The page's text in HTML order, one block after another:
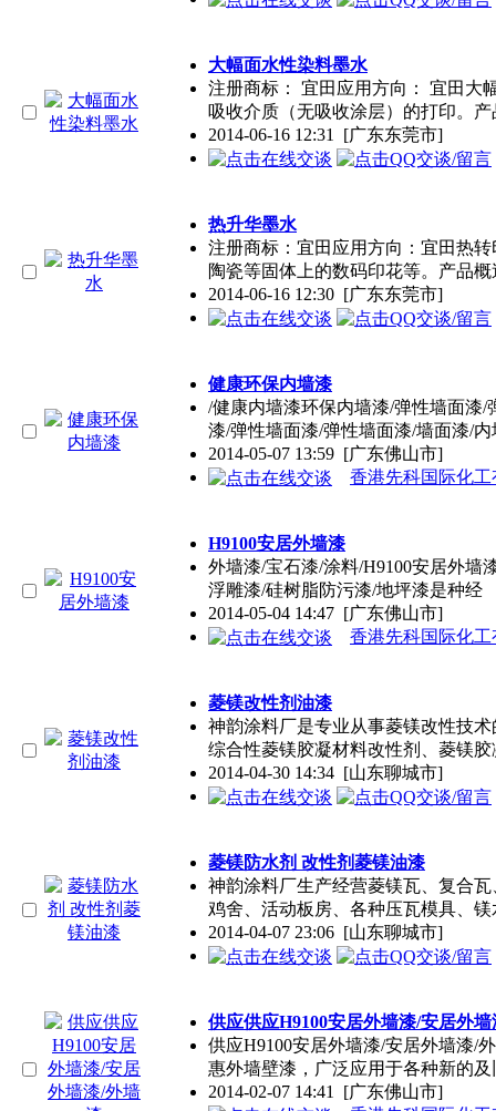
大幅面水性染料墨水
注册商标： 宜田应用方向： 宜田大
吸收介质（无吸收涂层）的打印。产
2014-06-16 12:31
[广东东莞市]
热升华墨水
注册商标：宜田应用方向：宜田热
陶瓷等固体上的数码印花等。产品概
2014-06-16 12:30 [广东东莞市]
健康环保内墙漆
/健康内墙漆环保内墙漆/弹性墙面漆
漆/弹性墙面漆/弹性墙面漆/墙面漆/内
2014-05-07 13:59 [广东佛山市]
香港先科国际化工
H9100安居外墙漆
外墙漆/宝石漆/涂料/H9100安居外墙
浮雕漆/硅树脂防污漆/地坪漆是种经
2014-05-04 14:47 [广东佛山市]
香港先科国际化工
菱镁改性剂油漆
神韵涂料厂是专业从事菱镁改性技
综合性菱镁胶凝材料改性剂、菱镁胶
2014-04-30 14:34 [山东聊城市]
菱镁防水剂 改性剂菱镁油漆
神韵涂料厂生产经营菱镁瓦、复合
鸡舍、活动板房、各种压瓦模具、镁
2014-04-07 23:06 [山东聊城市]
供应供应H9100安居外墙漆/安居外
供应H9100安居外墙漆/安居外墙漆/
惠外墙壁漆，广泛应用于各种新的及
2014-02-07 14:41
[广东佛山市]